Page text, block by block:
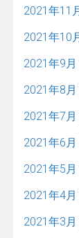
2021年11
2021年10
2021年9月
2021年8月
2021年7月
2021年6月
2021年5月
2021年4月
2021年3月